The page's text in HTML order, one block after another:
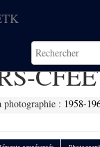
photographie : 1958-